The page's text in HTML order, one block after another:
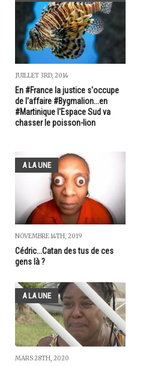
JUILLET 3RD, 2014
En #France la justice s'occupe
de l'affaire #Bygmalion...en
#Martinique l'Espace Sud va
chasser le poisson-lion
A LA UNE
NOVEMBRE 14TH, 2019
Cédric...Catan des tus de ces
gens là ?
A LA UNE
MARS 28TH, 2020